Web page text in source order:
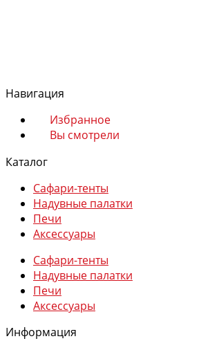
Печи
Аксессуары
Избранное
Вы смотрели
0
Навигация
Избранное
Вы смотрели
Каталог
Сафари-тенты
Надувные палатки
Печи
Аксессуары
Сафари-тенты
Надувные палатки
Печи
Аксессуары
Информация